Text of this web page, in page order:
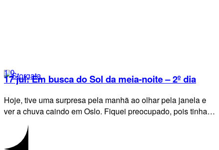
10
17 jul:Em busca do Sol da meia-noite – 2º dia
Hoje, tive uma surpresa pela manhã ao olhar pela janela e
ver a chuva caindo em Oslo. Fiquei preocupado, pois tinha…